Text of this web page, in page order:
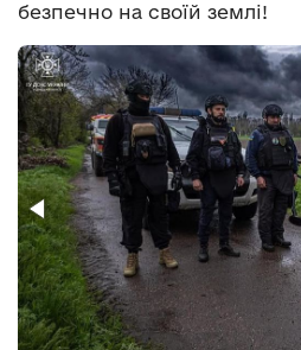
безпечно на своїй землі!